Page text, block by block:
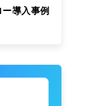
ー導入事例